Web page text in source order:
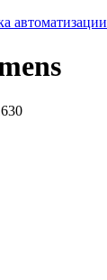
автоматизации